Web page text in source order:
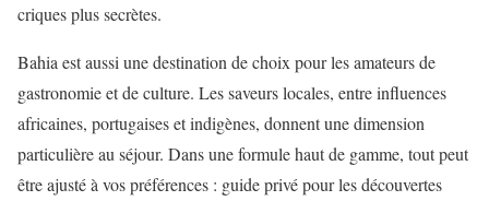
criques plus secrètes.
Bahia est aussi une destination de choix pour les amateurs de
gastronomie et de culture. Les saveurs locales, entre influences
africaines, portugaises et indigènes, donnent une dimension
particulière au séjour. Dans une formule haut de gamme, tout peut
être ajusté à vos préférences : guide privé pour les découvertes